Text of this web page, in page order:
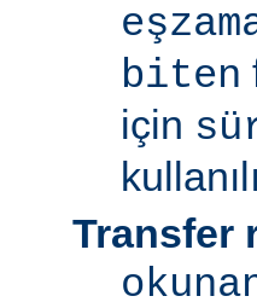
biten
için
Transfer